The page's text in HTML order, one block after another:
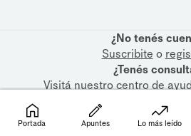
¿No tenés
Suscribite o
¿Tenés
Visitá nuestrocentro de
Portada Apuntes Lo más leído